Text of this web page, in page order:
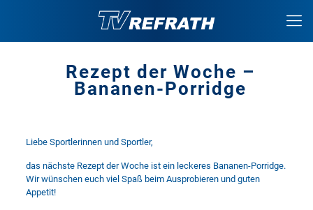
Rezept der Woche –
Bananen-Porridge
Liebe Sportlerinnen und Sportler,
das nächste Rezept der Woche ist ein leckeres Bananen-Porridge.
Wir wünschen euch viel Spaß beim Ausprobieren und guten
Appetit!